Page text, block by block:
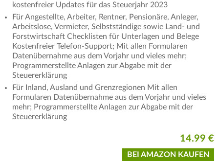
kostenfreier Updates für das Steuerjahr 2023
Für Angestellte, Arbeiter, Rentner, Pensionäre, Anleger,
Arbeitslose, Vermieter, Selbstständige sowie Land- und
Forstwirtschaft Checklisten für Unterlagen und Belege
Kostenfreier Telefon-Support; Mit allen Formularen
Datenübernahme aus dem Vorjahr und vieles mehr;
Programmerstellte Anlagen zur Abgabe mit der
Steuererklärung
Für Inland, Ausland und Grenzregionen Mit allen
Formularen Datenübernahme aus dem Vorjahr und vieles
mehr; Programmerstellte Anlagen zur Abgabe mit der
Steuererklärung
14.99 €
BEI AMAZON KAUFEN